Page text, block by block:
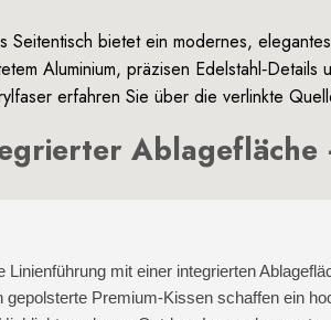
Seitentisch bietet ein modernes,
Aluminium, präzisen
erfahren Sie über die verlinkte
Ablagefläche
mit einer integrierten
Premium‑Kissen schaffen ein